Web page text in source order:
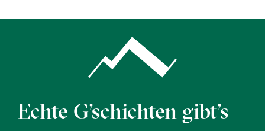
Echte G’schichten gibt’s